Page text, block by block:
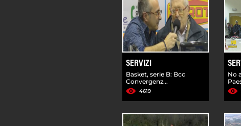
SERVIZI
Basket, serie B: Bcc
Convergenz...
4619
No